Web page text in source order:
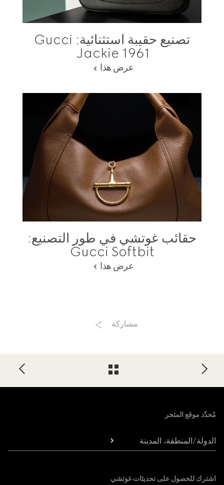
تصنيع حقيبة استثنائية: Gucci
Jackie 1961
عرض هذا
حقائب غوتشي في طور التصنيع:
Gucci Softbit
عرض هذا
مشاركة
Footer
مُحدّد موقع المتجر
الدولة/المنطقة، المدينة
اشترك للحصول على تحديثات غوتشي